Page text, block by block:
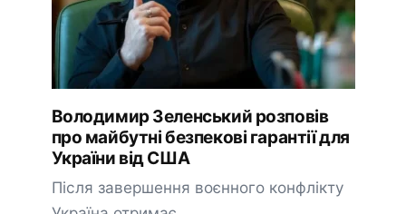
Володимир Зеленський розповів
про майбутні безпекові гарантії для
України від США
Після завершення воєнного конфлікту